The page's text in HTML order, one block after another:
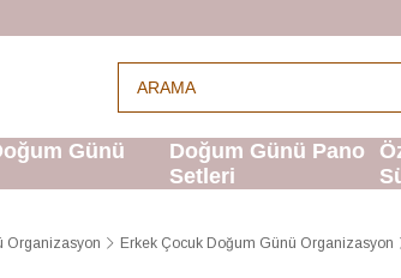
Günü
Doğum Günü Pano
Setleri
Organizasyon Erkek Çocuk Doğum Günü Organizasyon